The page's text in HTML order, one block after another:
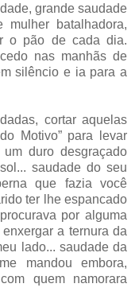
grande saudade
batalhadora,
o pão de cada dia.
nas manhãs de
silêncio e ia para a
cortar aquelas
Motivo” para levar
duro desgraçado
saudade do seu
que fazia você
ter lhe espancado
por alguma
a ternura da
lado... saudade da
mandou embora,
quem namorara